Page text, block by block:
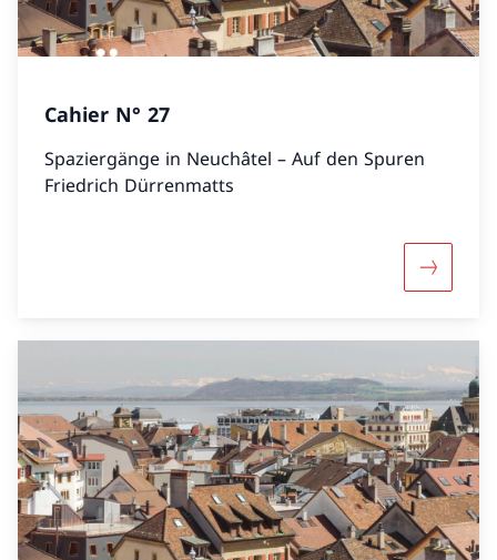
Cahier N° 27
Spaziergänge in Neuchâtel – Auf den Spuren
Friedrich Dürrenmatts
Mehr